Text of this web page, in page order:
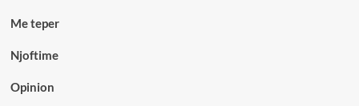
Me teper
Njoftime
Opinion